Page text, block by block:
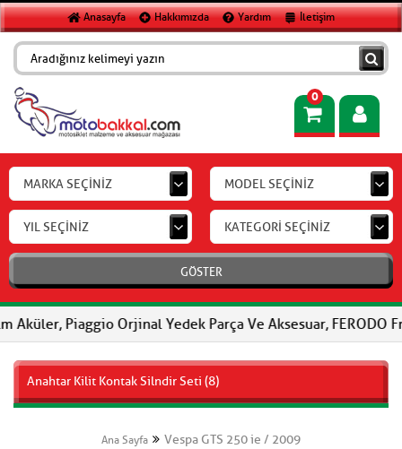
Anasayfa Hakkımızda Yardım İletişim
0
MARKA SEÇİNİZ MODEL SEÇİNİZ
YIL SEÇİNİZ KATEGORİ SEÇİNİZ
GÖSTER
Orjinal Yedek Parça Ve Aksesuar, FERODO Fren
Anahtar Kilit Kontak Silndir Seti (8)
Ana Sayfa Vespa GTS 250 ie / 2009